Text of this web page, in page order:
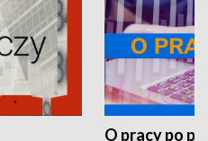
O pracy po